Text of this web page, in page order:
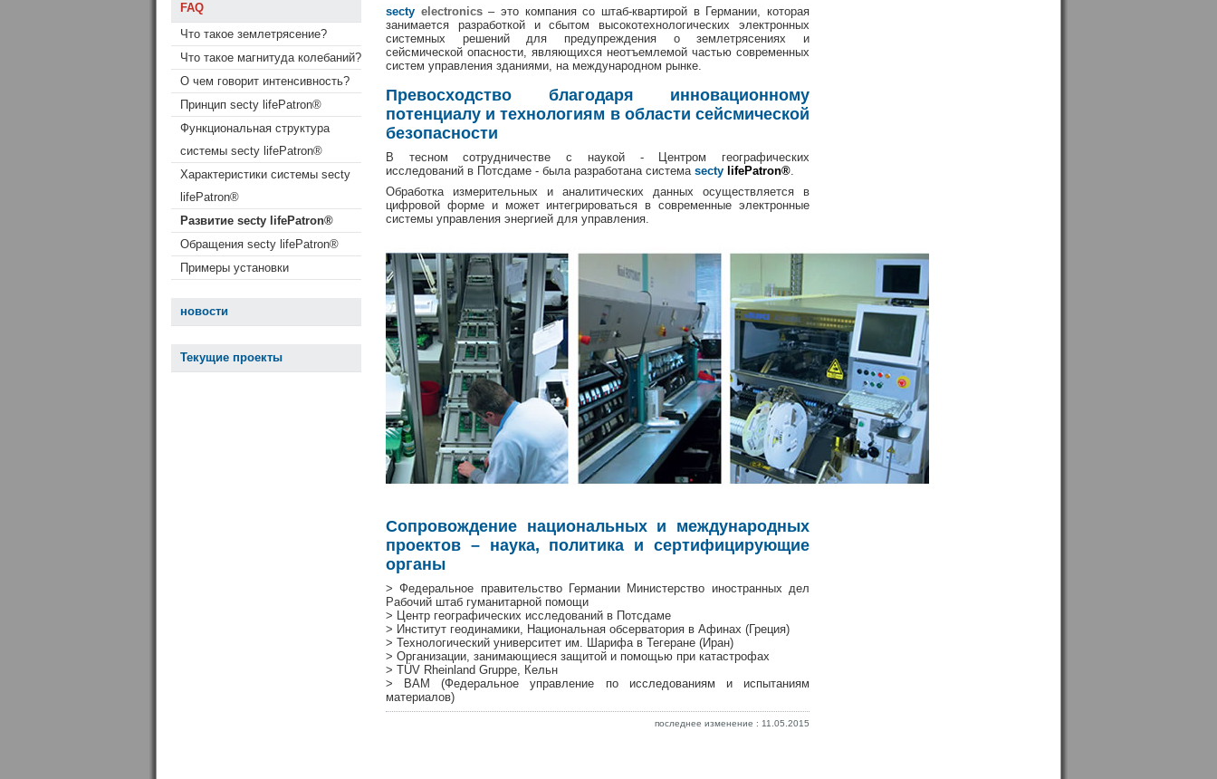
FAQ
Что такое землетрясение?
Что такое магнитуда колебаний?
О чем говорит интенсивность?
Принцип secty lifePatron®
Функциональная структура
системы secty lifePatron®
Характеристики системы secty
lifePatron®
Развитие secty lifePatron®
Обращения secty lifePatron®
Примеры установки
новости
Текущие проекты
secty electronics– это компания со штаб-квартирой в Германии, которая
занимается разработкой и сбытом высокотехнологических электронных
системных решений для предупреждения о землетрясениях и
сейсмической опасности, являющихся неотъемлемой частью современных
систем управления зданиями, на международном рынке.
Превосходство благодаря инновационному
потенциалу и технологиям в области сейсмической
безопасности
В тесном сотрудничестве с наукой - Центром географических
исследований в Потсдаме - была разработана система secty lifePatron®.
Обработка измерительных и аналитических данных осуществляется в
цифровой форме и может интегрироваться в современные электронные
системы управления энергией для управления.
Сопровождение национальных и международных
проектов – наука, политика и сертифицирующие
органы
> Федеральное правительство Германии Министерство иностранных дел
Рабочий штаб гуманитарной помощи
> Центр географических исследований в Потсдаме
> Институт геодинамики, Национальная обсерватория в Афинах (Греция)
> Технологический университет им. Шарифа в Тегеране (Иран)
> Организации, занимающиеся защитой и помощью при катастрофах
> TÜV Rheinland Gruppe, Кельн
> BAM (Федеральное управление по исследованиям и испытаниям
материалов)
последнее изменение : 11.05.2015